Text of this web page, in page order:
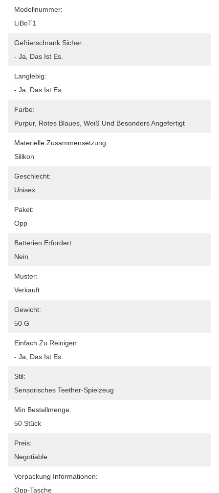
Modellnummer:
LiBoT1
Gefrierschrank Sicher:
- Ja, Das Ist Es.
Langlebig:
- Ja, Das Ist Es.
Farbe:
Purpur, Rotes Blaues, Weiß Und Besonders Angefertigt
Materielle Zusammensetzung:
Silikon
Geschlecht:
Unisex
Paket:
Opp
Batterien Erfordert:
Nein
Muster:
Verkauft
Gewicht:
50 G
Einfach Zu Reinigen:
- Ja, Das Ist Es.
Stil:
Sensorisches Teether-Spielzeug
Min Bestellmenge:
50 Stück
Preis:
Negotiable
Verpackung Informationen:
Opp-Tasche